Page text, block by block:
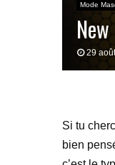
Mode
29
Si tu
bien